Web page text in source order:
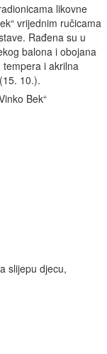
likovne
vrijednim ručicama
Rađena su u
balona i obojana
i akrilna
10.).
Bek“
slijepu djecu,